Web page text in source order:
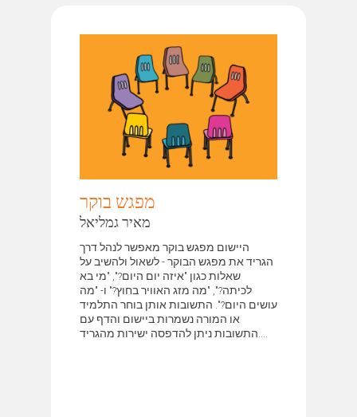
מפגש בוקר
מאיר גמליאל
היישום מפגש בוקר מאפשר לנהל דרך
הגריד את מפגש הבוקר - לשאול ולהשיב על
שאלות כגון "איזה יום היום?", "מי בא
לכיתה?", "מה מזג האוויר בחוץ?" ו- "מה
עושים היום?". התשובות אותן בוחר התלמיד
או המורה נשמרות ביישום והדף עם